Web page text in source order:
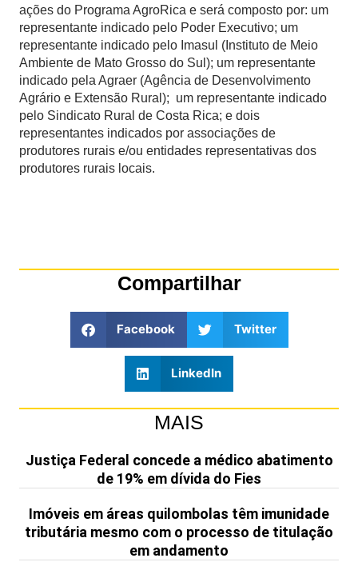
ações do Programa AgroRica e será composto por: um
representante indicado pelo Poder Executivo; um
representante indicado pelo Imasul (Instituto de Meio
Ambiente de Mato Grosso do Sul); um representante
indicado pela Agraer (Agência de Desenvolvimento
Agrário e Extensão Rural); um representante indicado
pelo Sindicato Rural de Costa Rica; e dois
representantes indicados por associações de
produtores rurais e/ou entidades representativas dos
produtores rurais locais.
Compartilhar
Facebook Twitter
LinkedIn
MAIS
Justiça Federal concede a médico abatimento
de 19% em dívida do Fies
Imóveis em áreas quilombolas têm imunidade
tributária mesmo com o processo de titulação
em andamento